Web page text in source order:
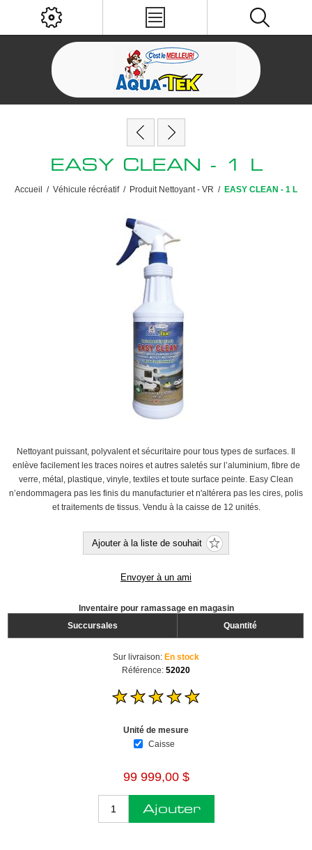
EASY CLEAN - 1 L
Accueil / Véhicule récréatif / Produit Nettoyant - VR / EASY CLEAN - 1 L
Nettoyant puissant, polyvalent et sécuritaire pour tous types de surfaces. Il
enlève facilement les traces noires et autres saletés sur l’aluminium, fibre de
verre, métal, plastique, vinyle, textiles et toute surface peinte. Easy Clean
n’endommagera pas les finis du manufacturier et n'altérera pas les cires, polis
et traitements de tissus. Vendu à la caisse de 12 unités.
Ajouter à la liste de souhait
Envoyer à un ami
Inventaire pour ramassage en magasin
Succursales
Quantité
Sur livraison: En stock
Référence: 52020
Unité de mesure
Caisse
99 999,00 $
Ajouter